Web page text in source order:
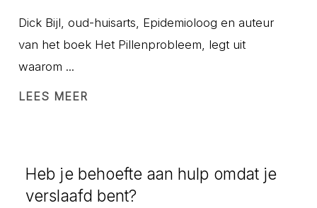
Dick Bijl, oud-huisarts, Epidemioloog en auteur
van het boek Het Pillenprobleem, legt uit
waarom ...
LEES MEER
Heb je behoefte aan hulp omdat je
verslaafd bent?